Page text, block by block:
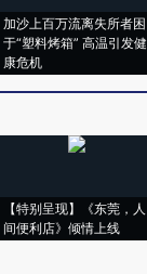
加沙上百万流离失所者困
于“塑料烤箱” 高温引发健
康危机
【特别呈现】《东莞，人
间便利店》倾情上线